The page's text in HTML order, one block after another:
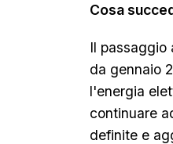
Cosa
Il passaggio
da gennaio
l'energia
continuare
definite e